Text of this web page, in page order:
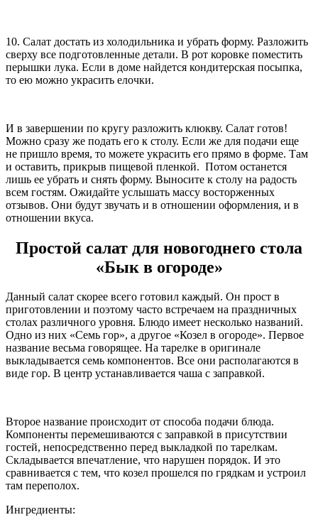
10. Салат достать из холодильника и убрать форму. Разложить
сверху все подготовленные детали. В рот коровке поместить
перышки лука. Если в доме найдется кондитерская посыпка,
то ею можно украсить елочки.
И в завершении по кругу разложить клюкву. Салат готов!
Можно сразу же подать его к столу. Если же для подачи еще
не пришло время, то можете украсить его прямо в форме. Там
и оставить, прикрыв пищевой пленкой. Потом останется
лишь ее убрать и снять форму. Выносите к столу на радость
всем гостям. Ожидайте услышать массу восторженных
отзывов. Они будут звучать и в отношении оформления, и в
отношении вкуса.
Простой салат для новогоднего стола
«Бык в огороде»
Данный салат скорее всего готовил каждый. Он прост в
приготовлении и поэтому часто встречаем на праздничных
столах различного уровня. Блюдо имеет несколько названий.
Одно из них «Семь гор», а другое «Козел в огороде». Первое
название весьма говорящее. На тарелке в оригинале
выкладывается семь компонентов. Все они располагаются в
виде гор. В центр устанавливается чаша с заправкой.
Второе название происходит от способа подачи блюда.
Компоненты перемешиваются с заправкой в присутствии
гостей, непосредственно перед выкладкой по тарелкам.
Складывается впечатление, что нарушен порядок. И это
сравнивается с тем, что козел прошелся по грядкам и устроил
там переполох.
Ингредиенты: